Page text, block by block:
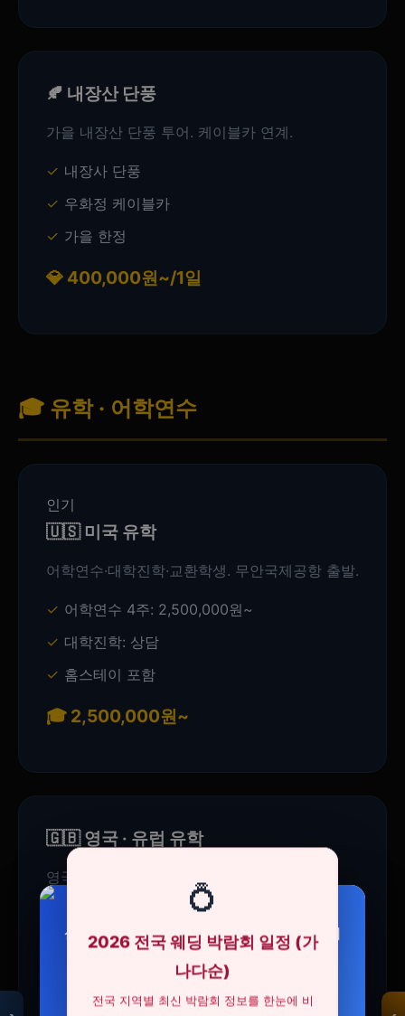
🍂 내장산 단풍
가을 내장산 단풍 투어. 케이블카 연계.
내장사 단풍
우화정 케이블카
가을 한정
💎 400,000원~/1일
🎓 유학 · 어학연수
인기
🇺🇸 미국 유학
어학연수·대학진학·교환학생. 무안국제공항 출발.
어학연수 4주: 2,500,000원~
대학진학: 상담
홈스테이 포함
🎓 2,500,000원~
🇬🇧 영국 · 유럽 유학
영국·아일랜드·몰타. 정통 영어권.
어학연수 4주: 2,200,000원~
워홀비자 연계
💍
2026 전국 웨딩 박람회 일정 (가
나다순)
전국 지역별 최신 박람회 정보를 한눈에 비
뉴로랩스 덴마크 유산균 LGG 프로바이오틱스
100억 유아블라 장 건…
120,000원
삼성 비스포크 14인용 열풍 AI 히든 식기세척기
DW80F75L1U01
1,590,000원